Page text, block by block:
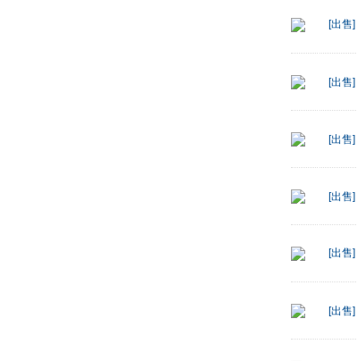
[出售]
[出售]
[出售]
[出售]
[出售]
[出售]